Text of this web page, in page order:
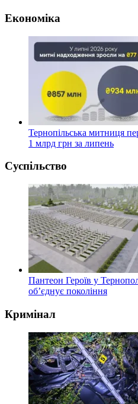
Економіка
Тернопільська митниця
1 млрд грн за липень
Суспільство
Пантеон Героїв у
об’єднує покоління
Кримінал